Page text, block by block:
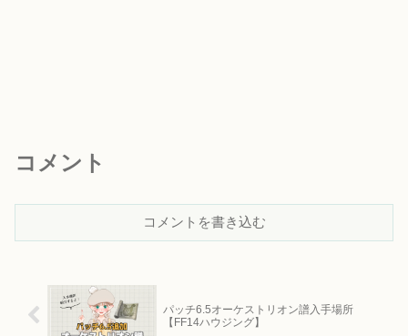
コメント
コメントを書き込む
パッチ6.5オーケストリオン譜入手場所
【FF14ハウジング】